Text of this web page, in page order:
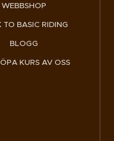
WEBBSHOP
TO BASIC RIDING
BLOGG
KURS AV OSS